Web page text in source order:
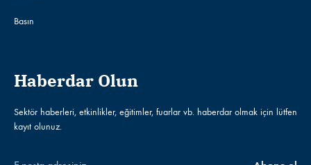
Basın
Haberdar Olun
Sektör haberleri, etkinlikler, eğitimler, fuarlar vb. haberdar olmak için lütfen
kayıt olunuz.